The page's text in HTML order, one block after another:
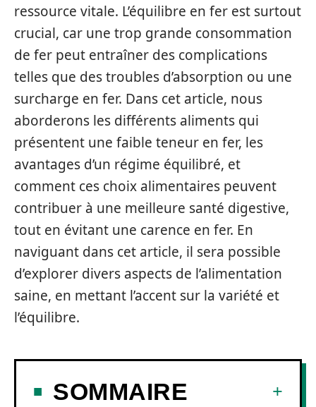
ressource vitale. L’équilibre en fer est surtout
crucial, car une trop grande consommation
de fer peut entraîner des complications
telles que des troubles d’absorption ou une
surcharge en fer. Dans cet article, nous
aborderons les différents aliments qui
présentent une faible teneur en fer, les
avantages d’un régime équilibré, et
comment ces choix alimentaires peuvent
contribuer à une meilleure santé digestive,
tout en évitant une carence en fer. En
naviguant dans cet article, il sera possible
d’explorer divers aspects de l’alimentation
saine, en mettant l’accent sur la variété et
l’équilibre.
SOMMAIRE